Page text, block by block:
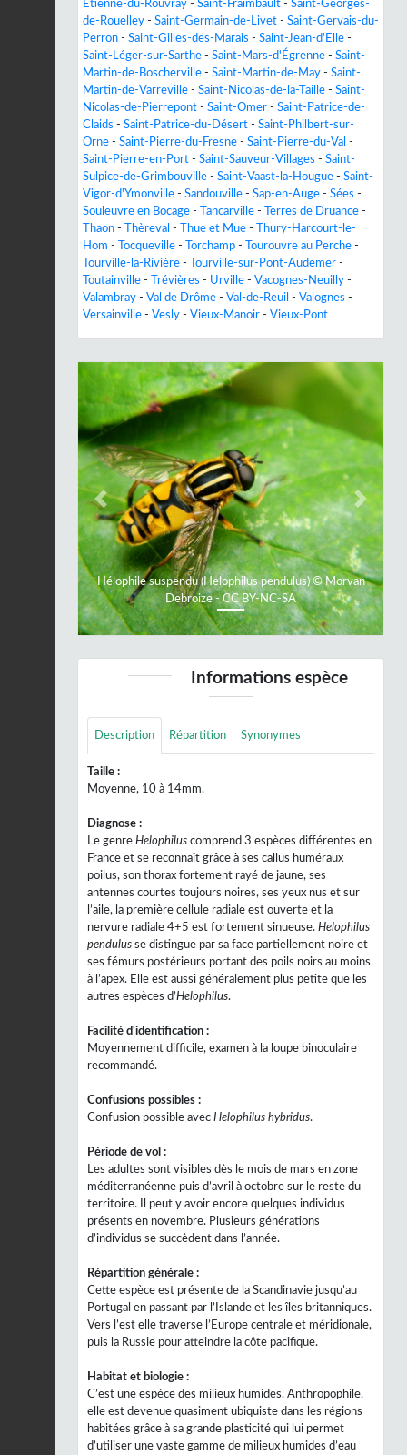
Étienne-du-Rouvray - Saint-Fraimbault - Saint-Georges-
de-Rouelley - Saint-Germain-de-Livet - Saint-Gervais-du-
Perron - Saint-Gilles-des-Marais - Saint-Jean-d'Elle -
Saint-Léger-sur-Sarthe - Saint-Mars-d'Égrenne - Saint-
Martin-de-Boscherville - Saint-Martin-de-May - Saint-
Martin-de-Varreville - Saint-Nicolas-de-la-Taille - Saint-
Nicolas-de-Pierrepont - Saint-Omer - Saint-Patrice-de-
Claids - Saint-Patrice-du-Désert - Saint-Philbert-sur-
Orne - Saint-Pierre-du-Fresne - Saint-Pierre-du-Val -
Saint-Pierre-en-Port - Saint-Sauveur-Villages - Saint-
Sulpice-de-Grimbouville - Saint-Vaast-la-Hougue - Saint-
Vigor-d'Ymonville - Sandouville - Sap-en-Auge - Sées -
Souleuvre en Bocage - Tancarville - Terres de Druance -
Thaon - Thèreval - Thue et Mue -
Thury-Harcourt-le-
Hom - Tocqueville - Torchamp - Tourouvre au Perche -
Tourville-la-Rivière - Tourville-sur-Pont-Audemer -
Toutainville - Trévières - Urville - Vacognes-Neuilly -
Valambray - Val de Drôme - Val-de-Reuil - Valognes -
Versainville - Vesly - Vieux-Manoir - Vieux-Pont
Hélophile suspendu (Helophilus pendulus) © Morvan
Debroize - CC BY-NC-SA
Previous Next
Informations espèce
Description Répartition Synonymes
Taille :
Moyenne, 10 à 14mm.
Diagnose :
Le genre Helophilus comprend 3 espèces différentes en
France et se reconnaît grâce à ses callus huméraux
poilus, son thorax fortement rayé de jaune, ses
antennes courtes toujours noires, ses yeux nus et sur
l’aile, la première cellule radiale est ouverte et la
nervure radiale 4+5 est fortement sinueuse. Helophilus
pendulus se distingue par sa face partiellement noire et
ses fémurs postérieurs portant des poils noirs au moins
à l’apex. Elle est aussi généralement plus petite que les
autres espèces d’Helophilus.
Facilité d'identification :
Moyennement difficile, examen à la loupe binoculaire
recommandé.
Confusions possibles :
Confusion possible avec Helophilus hybridus.
Période de vol :
Les adultes sont visibles dès le mois de mars en zone
méditerranéenne puis d’avril à octobre sur le reste du
territoire. Il peut y avoir encore quelques individus
présents en novembre. Plusieurs générations
d’individus se succèdent dans l’année.
Répartition générale :
Cette espèce est présente de la Scandinavie jusqu’au
Portugal en passant par l’Islande et les îles britanniques.
Vers l’est elle traverse l’Europe centrale et méridionale,
puis la Russie pour atteindre la côte pacifique.
Habitat et biologie :
C’est une espèce des milieux humides. Anthropophile,
elle est devenue quasiment ubiquiste dans les régions
habitées grâce à sa grande plasticité qui lui permet
d’utiliser une vaste gamme de milieux humides d’eau